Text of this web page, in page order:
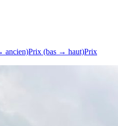
ancien)Prix (bas → haut)Prix